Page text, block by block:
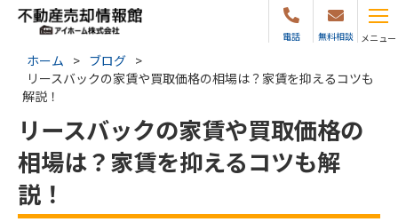
電話 無料相談 メニュー
ホーム > ブログ >
リースバックの家賃や買取価格の相場は？家賃を抑えるコツも
解説！
リースバックの家賃や買取価格の
相場は？家賃を抑えるコツも解
説！